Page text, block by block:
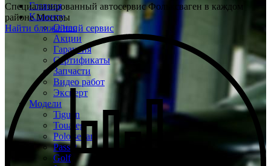
Главная
Клиенту
О нас
Акции
Гарантия
Сертификаты
Запчасти
Видео работ
Эксперт
Модели
Tiguan
Touareg
Polo sedan
Passat
Golf
Специализированный автосервис Фольксваген в каждом
районе Москвы
Найти ближайший сервис